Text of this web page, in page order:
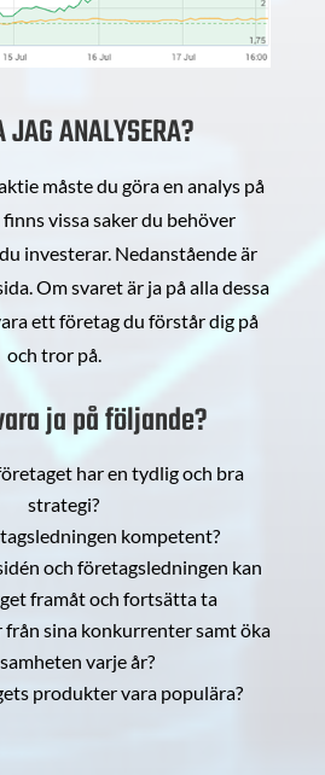
ANALYSERA?
måste du göra en analys på
vissa saker du behöver
investerar. Nedanstående är
Om svaret är ja på alla dessa
ett företag du förstår dig på
och tror på.
ja på följande?
har en tydlig och bra
strategi?
kompetent?
och företagsledningen kan
framåt och fortsätta ta
från sina konkurrenter samt öka
varje år?
produkter vara populära?